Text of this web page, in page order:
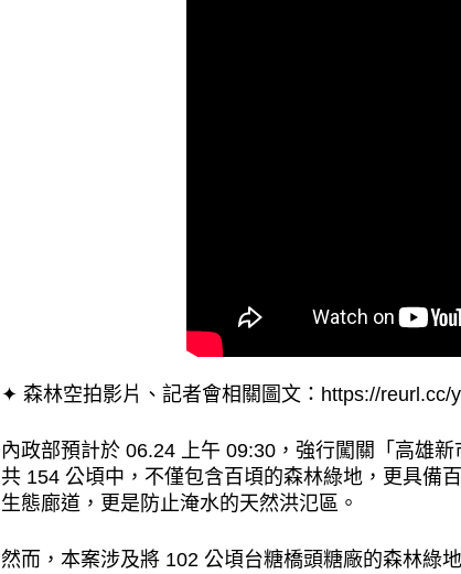
✦ 森林空拍影片、記者會相關圖文： https://reurl.cc/
內政部預計於 06.24 上午 09:30，強行闖關「高雄
共 154 公頃中，不僅包含百頃的森林綠地，更具備
生態廊道，更是防止淹水的天然洪氾區。
然而，本案涉及將 102 公頃台糖橋頭糖廠的森林綠